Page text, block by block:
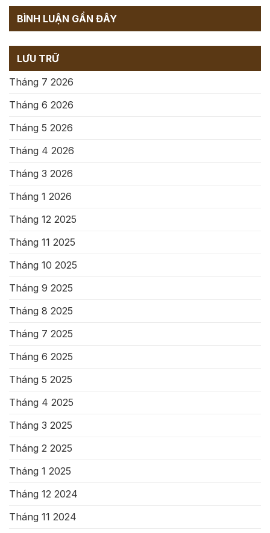
BÌNH LUẬN GẦN ĐÂY
LƯU TRỮ
Tháng 7 2026
Tháng 6 2026
Tháng 5 2026
Tháng 4 2026
Tháng 3 2026
Tháng 1 2026
Tháng 12 2025
Tháng 11 2025
Tháng 10 2025
Tháng 9 2025
Tháng 8 2025
Tháng 7 2025
Tháng 6 2025
Tháng 5 2025
Tháng 4 2025
Tháng 3 2025
Tháng 2 2025
Tháng 1 2025
Tháng 12 2024
Tháng 11 2024